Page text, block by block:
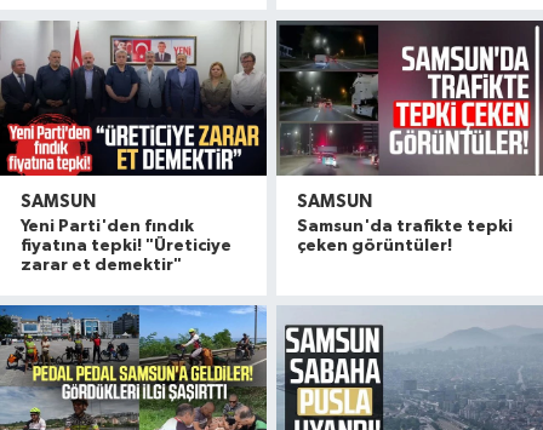
SAMSUN
Yeni Parti'den fındık
fiyatına tepki! "Üreticiye
zarar et demektir"
SAMSUN
Samsun'da trafikte tepki
çeken görüntüler!